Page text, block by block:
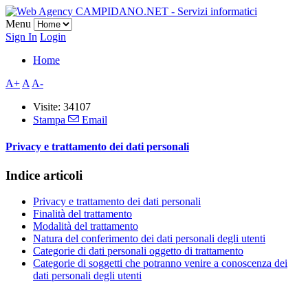
Menu
Sign In Login
Home
A+ A A-
Visite: 34107
Stampa
Email
Privacy e trattamento dei dati personali
Indice articoli
Privacy e trattamento dei dati personali
Finalità del trattamento
Modalità del trattamento
Natura del conferimento dei dati personali degli utenti
Categorie di dati personali oggetto di trattamento
Categorie di soggetti che potranno venire a conoscenza dei
dati personali degli utenti